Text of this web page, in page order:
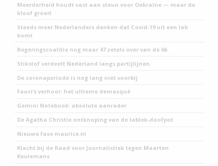
Meerderheid houdt vast aan steun voor Oekraïne — maar de
kloof groeit
Steeds meer Nederlanders denken dat Covid-19 uit een lab
komt
Regeringscoalitie nog maar 47 zetels over van de 66
Stikstof verdeelt Nederland langs partijlijnen
De coronaperiode is nog lang niet voorbij
Fauci’s verhoor: het ultieme demasqué
Gemini Notebook: absolute aanrader
De Agatha Christie ontknoping van de lablek-doofpot
Nieuwe fase maurice.nl
Klacht bij de Raad voor Journalistiek tegen Maarten
Keulemans